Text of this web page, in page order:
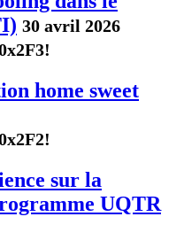
30 avril 2026
home sweet
sur la
UQTR